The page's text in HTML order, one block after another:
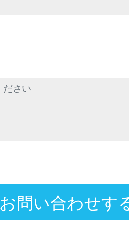
お問い合わせす